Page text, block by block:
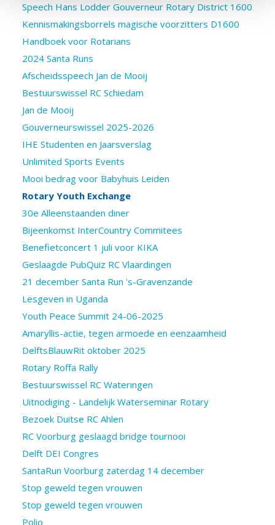
Speech Hans Lodder Gouverneur Rotary District 1600
Kennismakingsborrels magische voorzitters D1600
Handboek voor Rotarians
2024 Santa Runs
Afscheidsspeech Jan de Mooij
Bestuurswissel RC Schiedam
Jan de Mooij
Gouverneurswissel 2025-2026
IHE Studenten en Jaarsverslag
Unlimited Sports Events
Mooi bedrag voor Babyhuis Leiden
Rotary Youth Exchange
30e Alleenstaanden diner
Bijeenkomst InterCountry Commitees
Benefietconcert 1 juli voor KIKA
Geslaagde PubQuiz RC Vlaardingen
21 december Santa Run 's-Gravenzande
Lesgeven in Uganda
Youth Peace Summit 24-06-2025
Amaryllis-actie, tegen armoede en eenzaamheid
DelftsBlauwRit oktober 2025
Rotary Roffa Rally
Bestuurswissel RC Wateringen
Uitnodiging - Landelijk Waterseminar Rotary
Bezoek Duitse RC Ahlen
RC Voorburg geslaagd bridge tournooi
Delft DEI Congres
SantaRun Voorburg zaterdag 14 december
Stop geweld tegen vrouwen
Stop geweld tegen vrouwen
Polio